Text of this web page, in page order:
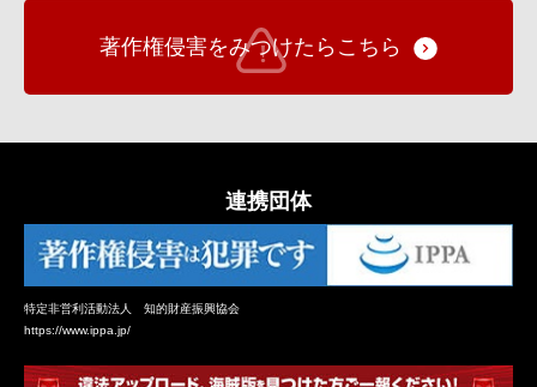
著作権侵害をみつけたらこちら
連携団体
特定非営利活動法人 知的財産振興協会
https://www.ippa.jp/